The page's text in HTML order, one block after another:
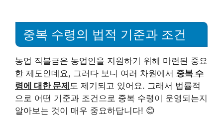
중복 수령의 법적 기준과 조건
농업 직불금은 농업인을 지원하기 위해 마련된 중요
한 제도인데요, 그러다 보니 여러 차원에서 중복 수
령에 대한 문제 도 제기되고 있어요. 그래서 법률적
으로 어떤 기준과 조건으로 중복 수령이 운영되는지
알아보는 것이 매우 중요하답니다! 😊